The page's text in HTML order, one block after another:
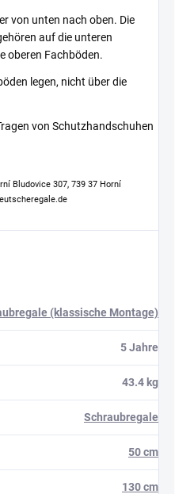
von unten nach oben. Die
auf die unteren
oberen Fachböden.
legen, nicht über die
von Schutzhandschuhen
Bludovice 307, 739 37 Horní
(klassische Montage)
5 Jahre
43.4 kg
Schraubregale
50 cm
130 cm